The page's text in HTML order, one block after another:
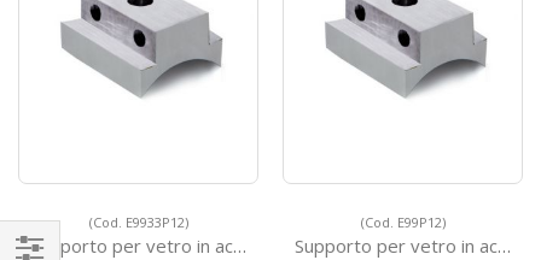
(Cod. E9933P12)
Supporto per vetro in acciaio E9933P12
(Cod. E99P12)
Supporto per vetro in acciaio E99P12